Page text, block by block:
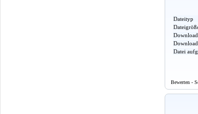
Dateityp
Datei
Bewerten -